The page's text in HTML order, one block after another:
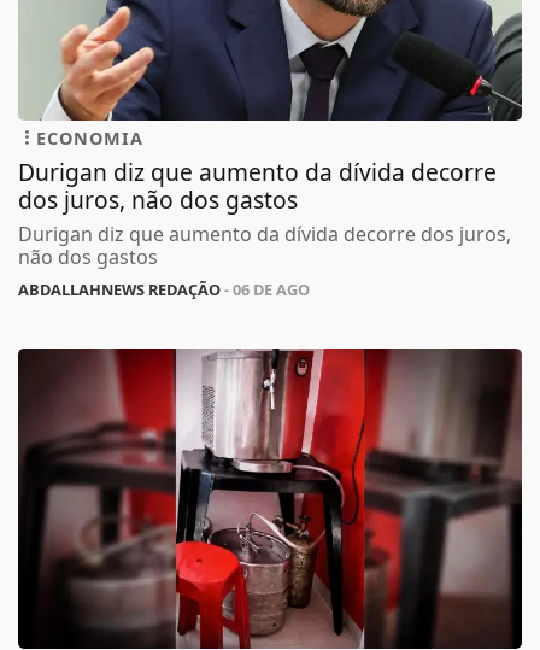
ECONOMIA
Durigan diz que aumento da dívida decorre
dos juros, não dos gastos
Durigan diz que aumento da dívida decorre dos juros,
não dos gastos
ABDALLAHNEWS REDAÇÃO- 06 DE AGO